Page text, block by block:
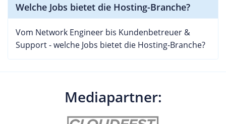
Welche Jobs bietet die Hosting-Branche?
Vom Network Engineer bis Kundenbetreuer &
Support - welche Jobs bietet die Hosting-Branche?
Mediapartner: